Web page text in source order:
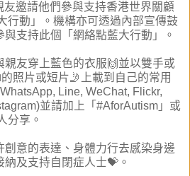
友邀請他們參與支持香港世界關顧
行動」。機構亦可透過內部宣傳鼓
支持此個「網絡點藍大行動」。
親友穿上藍色的衣服🙌並以雙手或
照片或短片🤳上載到自己的常用
Line, WeChat, Flickr,
並請加上「#AforAutism」或
分享。
意的表達、身體力行去感染身邊
及支持自閉症人士💝。